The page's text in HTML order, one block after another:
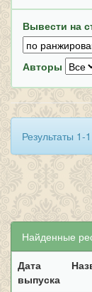
Вывести на
Авторы
Результаты 1-
Найденные
Дата
выпуска